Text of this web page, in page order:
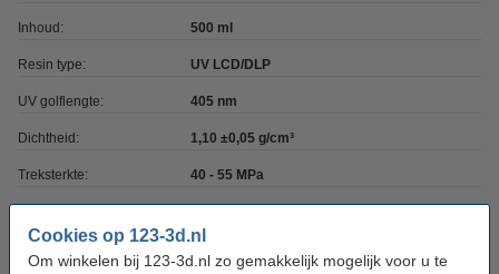
Cookies op 123-3d.nl
Om winkelen bij 123-3d.nl zo gemakkelijk mogelijk voor u te
Inhoud: 500 ml
Resin type: UV LCD/DLP
UV golflengte: 405 nm
Dichtheid: 1,10 ±0,05 g/cm³
Treksterkte: 40 - 55 MPa